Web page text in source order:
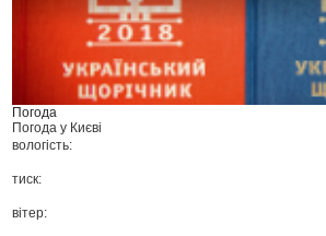
Погода
Погода у Києві
вологість:
тиск:
вітер: